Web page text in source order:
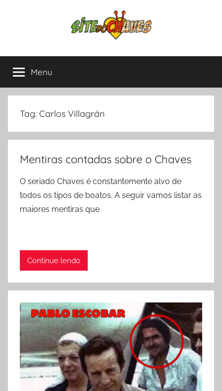
Site
do
Chaves
Chapolin,
tudo
sobre
mais
Latina.
Menu
Tag: Carlos Villagrán
Mentiras contadas sobre o Chaves
O seriado Chaves é constantemente alvo de
todos os tipos de boatos. A seguir vamos listar as
maiores mentiras que
Continue lendo